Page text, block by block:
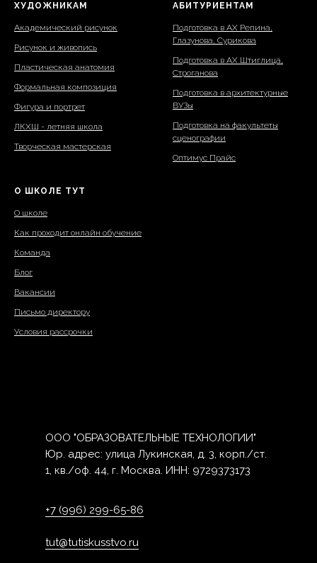
ХУДОЖНИКАМ
Академический рисунок
Рисунок и живопись
Пластическая анатомия
Формальная композиция
Фигура и портрет
ЛКХШ - летняя школа
Творческая мастерская
АБИТУРИЕНТАМ
Подготовка в АХ Репина,
Глазунова, Сурикова
Подготовка в АХ Штиглица,
Строганова
Подготовка в архитектурные
ВУЗы
Подготовка на факультеты
сценографии
Оптимус Прайс
О ШКОЛЕ ТУТ
О школе
Как проходит онлайн обучение
Команда
Блог
Вакансии
Письмо директору
Условия рассрочки
ООО "ОБРАЗОВАТЕЛЬНЫЕ ТЕХНОЛОГИИ"
Юр. адрес: улица Лукинская, д. 3, корп./ст.
1, кв./оф. 44, г. Москва. ИНН: 9729373173
+7 (996) 299-65-86
tut@tutiskusstvo.ru